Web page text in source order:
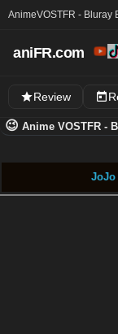
AnimeVOSTFR - Bluray
aniFR.com
Review
😉 Anime VOSTFR -
JoJo